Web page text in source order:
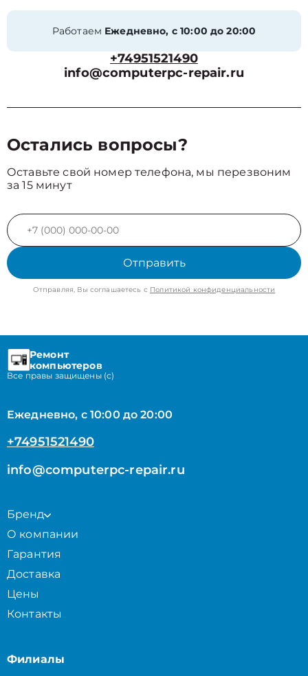
Работаем Ежедневно, с 10:00 до 20:00
+74951521490
info@computerpc-repair.ru
Остались вопросы?
Оставьте свой номер телефона, мы перезвоним
за 15 минут
Отправить
Отправляя, Вы соглашаетесь с Политикой конфиденциальности
Ремонт
компьютеров
Все правы защищены (с)
Ежедневно, с 10:00 до 20:00
+74951521490
info@computerpc-repair.ru
Бренд
О компании
Гарантия
Доставка
Цены
Контакты
Филиалы